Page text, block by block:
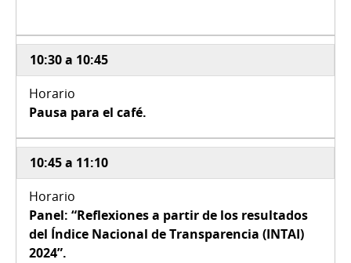
10:30 a 10:45
Pausa para el café.
10:45 a 11:10
Panel: “Reflexiones a partir de los resultados
del Índice Nacional de Transparencia (INTAI)
2024”.